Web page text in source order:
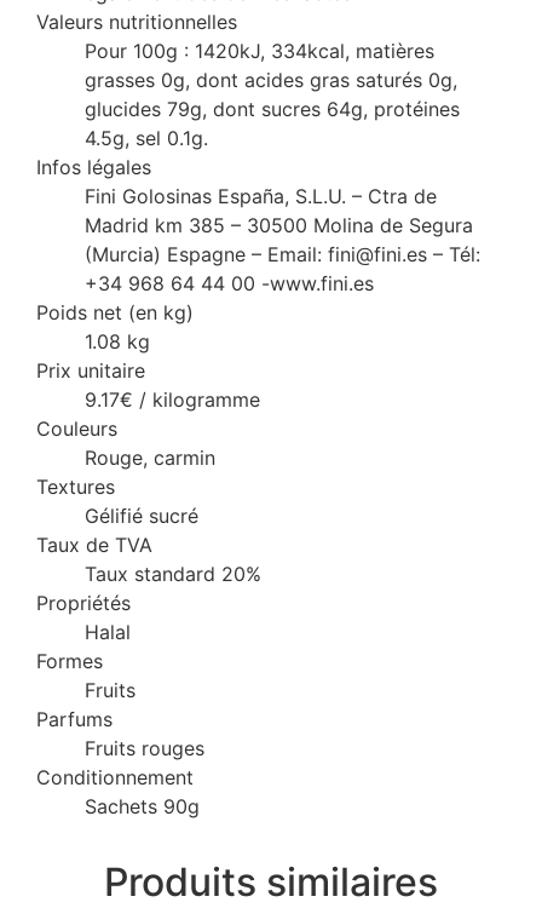
Valeurs nutritionnelles
Pour 100g : 1420kJ, 334kcal, matières
grasses 0g, dont acides gras saturés 0g,
glucides 79g, dont sucres 64g, protéines
4.5g, sel 0.1g.
Infos légales
Fini Golosinas España, S.L.U. – Ctra de
Madrid km 385 – 30500 Molina de Segura
(Murcia) Espagne – Email: fini@fini.es – Tél:
+34 968 64 44 00 -www.fini.es
Poids net (en kg)
1.08 kg
Prix unitaire
9.17€ / kilogramme
Couleurs
Rouge, carmin
Textures
Gélifié sucré
Taux de TVA
Taux standard 20%
Propriétés
Halal
Formes
Fruits
Parfums
Fruits rouges
Conditionnement
Sachets 90g
Produits similaires